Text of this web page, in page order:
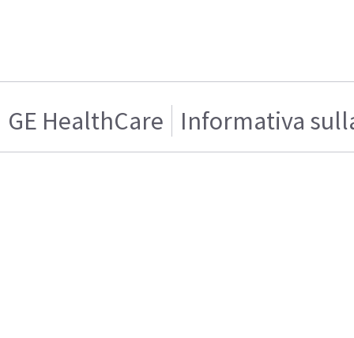
GE HealthCare Informativa